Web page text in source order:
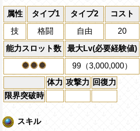
属性 タイプ1 タイプ2 コスト
技 格闘 自由 20
能力スロット数 最大Lv(必要経験値)
99（3,000,000）
体力 攻撃力 回復力
限界突破時
スキル